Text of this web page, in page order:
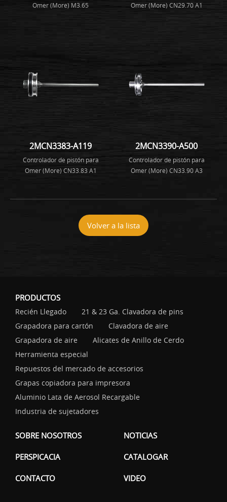
Omer (More) M3.65
Omer (More) CN29.70 A1
2MCN3383-A119
Controlador de pistón para
Omer (More) CN33.83 A1
2MCN3390-A500
Controlador de pistón para
Omer (More) CN33.90 A3
Volver a la lista
PRODUCTOS
Recién Llegado
21 & 23 Ga. Clavadora de pins
Grapadora para cartón
Clavadora de aire
Grapadora de aire
Alicates de Anillo de Cerdo
Herramienta especial
Repuestos del mercado de accesorios
Grapas copiadora para impresora
Aluminio Lata de Aerosol Recargable
Industria de sujetadores
SOBRE NOSOTROS NOTICIAS
PERSPICACIA CATALOGAR
CONTACTO VIDEO